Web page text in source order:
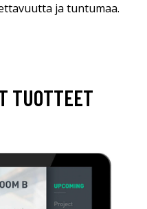
ja tuntumaa.
TUOTTEET